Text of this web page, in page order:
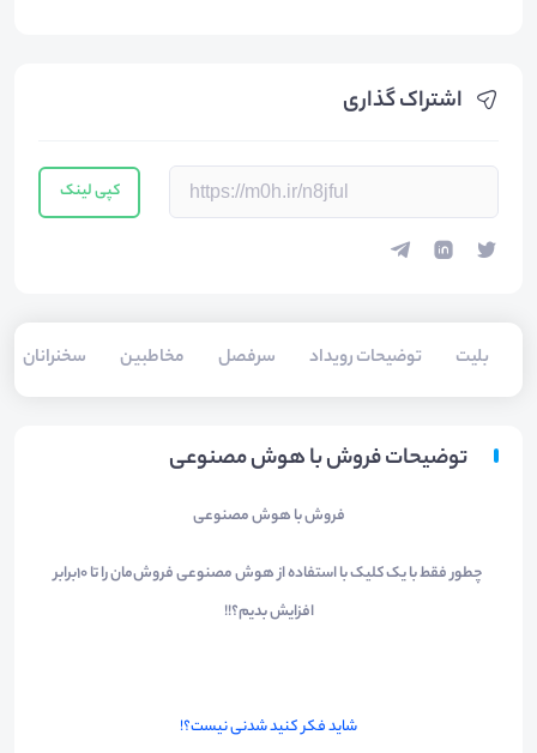
اشتراک گذاری
کپی لینک
بلیت‌ توضیحات رویداد سرفصل مخاطبین سخنرانان
توضیحات فروش با هوش مصنوعی
فروش با هوش مصنوعی
چطور فقط با یک کلیک با استفاده از هوش مصنوعی فروش‌مان را تا ۱۰برابر
افزایش بدیم؟!!
شاید فکر کنید شدنی نیست؟!